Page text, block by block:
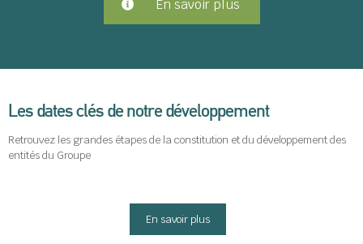
En savoir plus
Les dates clés de notre développement
Retrouvez les grandes étapes de la constitution et du développement des
entités du Groupe
En savoir plus